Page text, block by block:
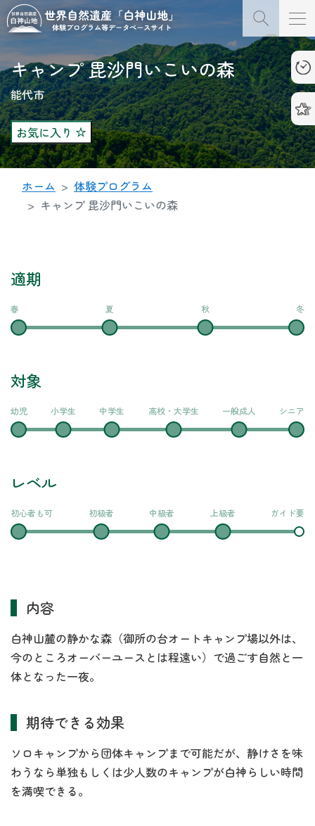
キャンプ 毘沙門いこいの森
能代市
お気に入り
ホーム
体験プログラム
キャンプ 毘沙門いこいの森
適期
春 夏 秋 冬
対象
幼児 小学生 中学生 高校・大学生 一般成人 シニア
レベル
初心者も可 初級者 中級者 上級者 ガイド要
内容
白神山麓の静かな森（御所の台オートキャンプ場以外は、
今のところオーバーユースとは程遠い）で過ごす自然と一
体となった一夜。
期待できる効果
ソロキャンプから団体キャンプまで可能だが、静けさを味
わうなら単独もしくは少人数のキャンプが白神らしい時間
を満喫できる。